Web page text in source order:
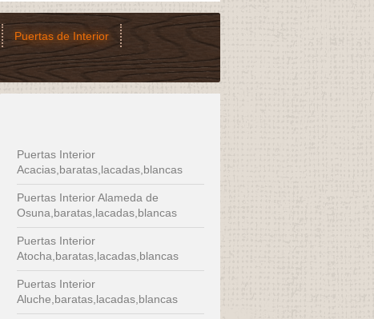
Puertas de Interior
Puertas Interior
Acacias,baratas,lacadas,blancas
Puertas Interior Alameda de
Osuna,baratas,lacadas,blancas
Puertas Interior
Atocha,baratas,lacadas,blancas
Puertas Interior
Aluche,baratas,lacadas,blancas